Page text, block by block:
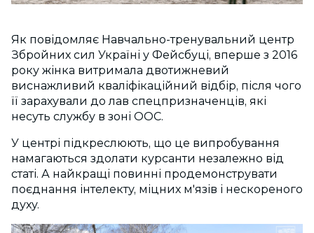
Як повідомляє Навчально-тренувальний центр
Збройних сил Україні у Фейсбуці, вперше з 2016
року жінка витримала двотижневий
виснажливий кваліфікаційний відбір, після чого
її зарахували до лав спецпризначенців, які
несуть службу в зоні ООС.
У центрі підкреслюють, що це випробування
намагаються здолати курсанти незалежно від
статі. А найкращі повинні продемонструвати
поєднання інтелекту, міцних м'язів і нескореного
духу.